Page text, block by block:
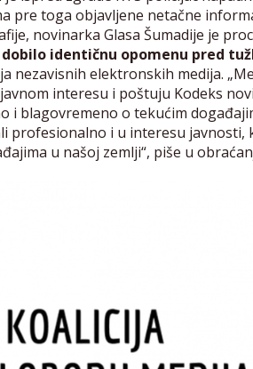
pre toga objavljene netačne
novinarka Glasa Šumadije je
identičnu opomenu pred
nezavisnih elektronskih medija.
interesu i poštuju Kodeks
i blagovremeno o tekućim
profesionalno i u interesu javnosti,
u našoj zemlji“, piše u